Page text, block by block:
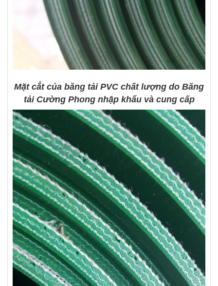
Mặt cắt của băng tải PVC chất lượng do Băng
tải Cường Phong nhập khẩu và cung cấp